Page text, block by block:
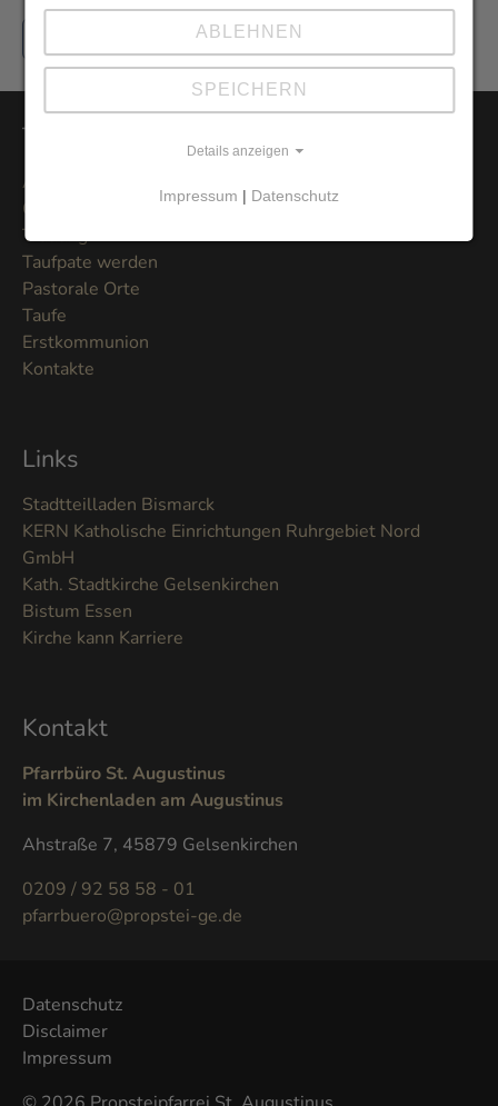
Themen
Aktuelles
Gottesdienste
Trauung
Taufpate werden
Pastorale Orte
Taufe
Erstkommunion
Kontakte
Links
Stadtteilladen Bismarck
KERN Katholische Einrichtungen Ruhrgebiet Nord
GmbH
Kath. Stadtkirche Gelsenkirchen
Bistum Essen
Kirche kann Karriere
Kontakt
Pfarrbüro St. Augustinus
im Kirchenladen am Augustinus
Ahstraße 7, 45879 Gelsenkirchen
0209 / 92 58 58 - 01
pfarrbuero@propstei-ge.de
Datenschutz
Disclaimer
Impressum
ABLEHNEN
SPEICHERN
Details anzeigen
Impressum | Datenschutz